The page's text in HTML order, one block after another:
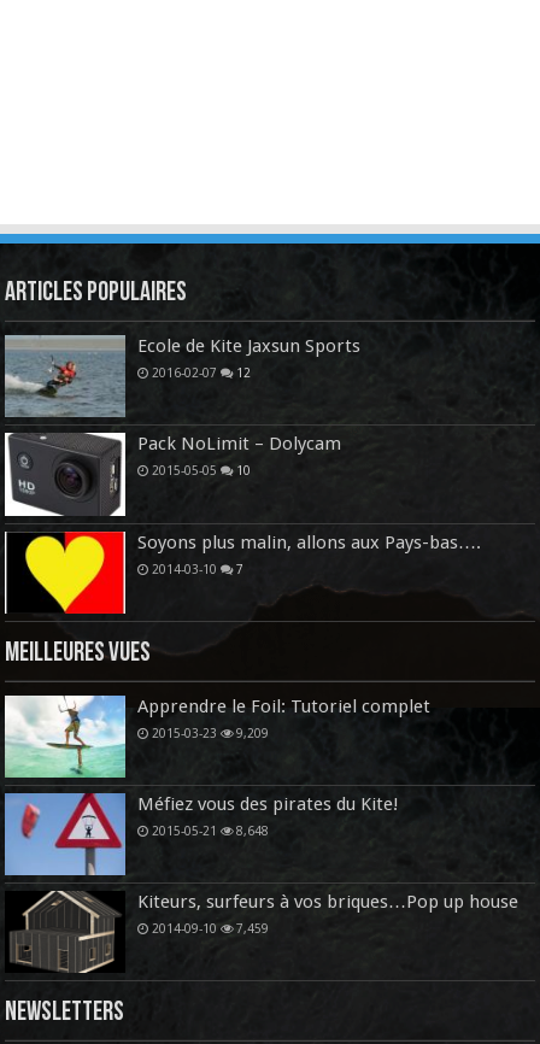
Articles Populaires
Ecole de Kite Jaxsun Sports
2016-02-07 12
Pack NoLimit – Dolycam
2015-05-05 10
Soyons plus malin, allons aux Pays-bas….
2014-03-10 7
Meilleures vues
Apprendre le Foil: Tutoriel complet
2015-03-23 9,209
Méfiez vous des pirates du Kite!
2015-05-21 8,648
Kiteurs, surfeurs à vos briques…Pop up house
2014-09-10 7,459
Newsletters